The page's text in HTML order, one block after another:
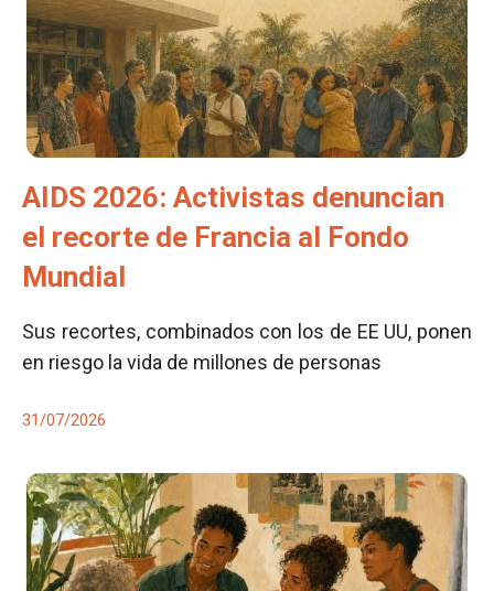
AIDS 2026: Activistas denuncian
el recorte de Francia al Fondo
Mundial
Sus recortes, combinados con los de EE UU, ponen
en riesgo la vida de millones de personas
31/07/2026